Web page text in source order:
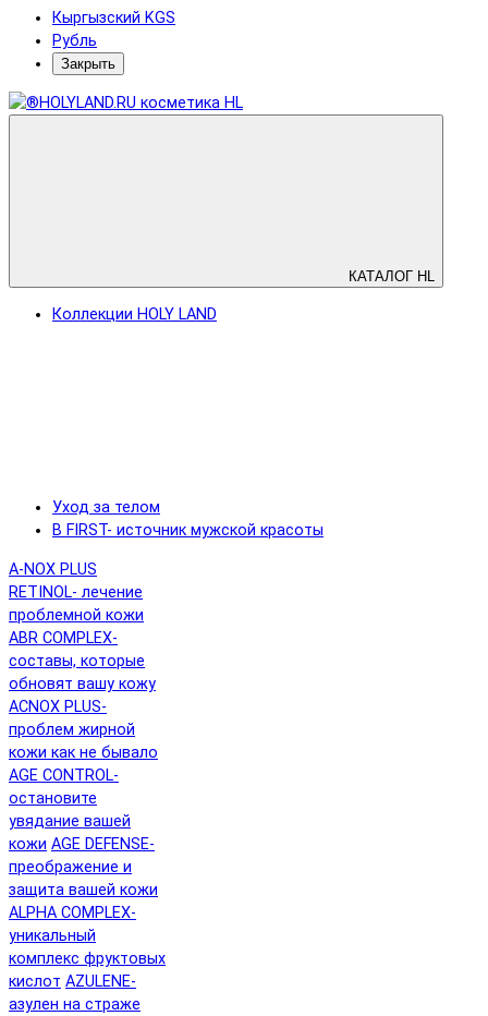
Кыргызский KGS
Рубль
Закрыть
КАТАЛОГ HL
Коллекции HOLY LAND
Уход за телом
B FIRST- источник мужской красоты
A-NOX PLUS
RETINOL- лечение
проблемной кожи
ABR COMPLEX-
составы, которые
обновят вашу кожу
ACNOX PLUS-
проблем жирной
кожи как не бывало
AGE CONTROL-
остановите
увядание вашей
кожи AGE DEFENSE-
преображение и
защита вашей кожи
ALPHA COMPLEX-
уникальный
комплекс фруктовых
кислот AZULENE-
азулен на страже